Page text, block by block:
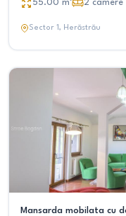
55.00 m² 2 camere
Sector 1, Herăstrău
Mansarda mobilata cu